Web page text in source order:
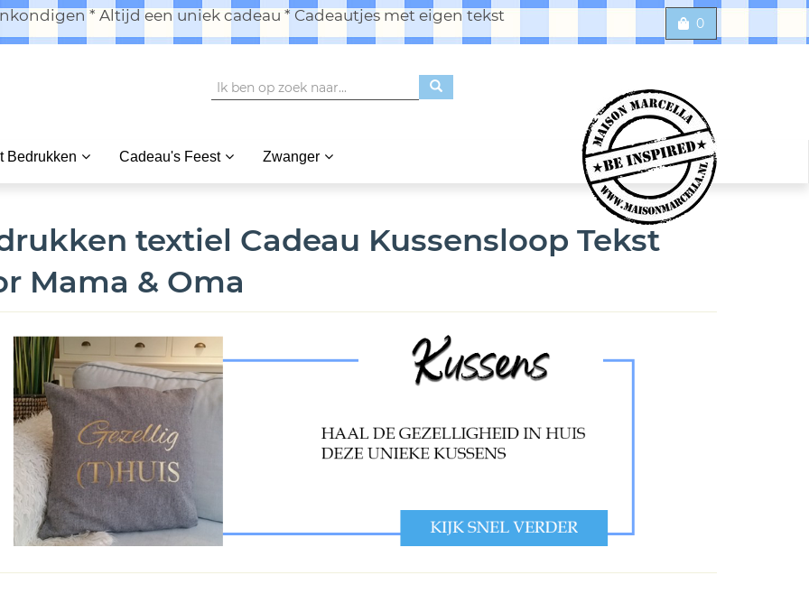
* Altijd een uniek cadeau * Cadeautjes met eigen tekst 0
Bedrukken Cadeau's Feest Zwanger
textiel Cadeau Kussensloop Tekst
Mama & Oma